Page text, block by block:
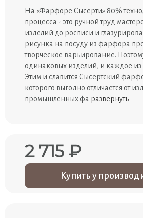
На «Фарфоре Сысерти» 80%
процесса - это ручной труд
изделий до росписи и
рисунка на посуду из фарфора
творческое варьирование.
одинаковых изделий, и каждое из
Этим и славится Сысертский
которого выгодно отличается от
промышленных фа развернуть
2 715 ₽
Купить у